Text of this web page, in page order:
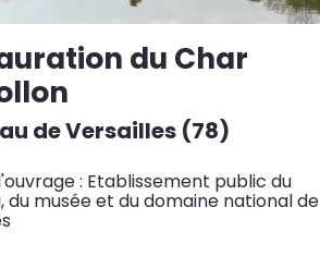
du Char
de Versailles (78)
: Etablissement public du
du musée et du domaine national de